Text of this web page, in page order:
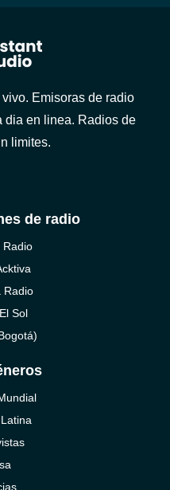
Emisoras de radio
dia en linea. Radios de
limites.
de radio
Radio
Radio
Sol